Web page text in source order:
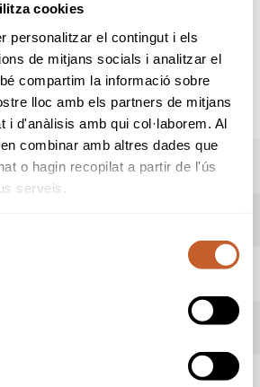
cookies
personalitzar el contingut i els
de mitjans socials i analitzar el
compartim la informació sobre
lloc amb els partners de mitjans
i d'anàlisis amb qui col·laborem. Al
combinar amb altres dades que
o hagin recopilat a partir de l'ús
serveis.
25 d'ABRIL a les 9:00
comunicació, la FCGolf
amb el Titular 1 amb el 2
el 4, segons la inscripció
a la web.